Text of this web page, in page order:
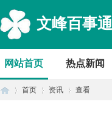
文峰百事通
网站首页 热点新闻
首页 资讯 查看